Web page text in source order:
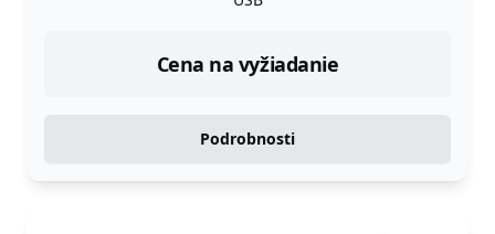
Cena na vyžiadanie
Podrobnosti